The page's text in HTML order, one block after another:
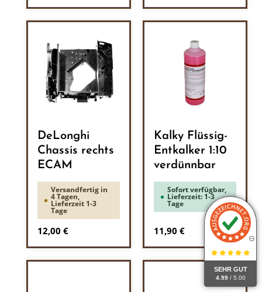
SEHR GUT
4.99 / 5.00
DeLonghi
Chassis rechts
ECAM
Versandfertig in
4 Tagen,
Lieferzeit 1-3
Tage
Regulärer Preis:
12,00 €
Kalky Flüssig-
Entkalker 1:10
verdünnbar
Sofort verfügbar,
Lieferzeit: 1-3
Tage
Regulärer Preis:
11,90 €